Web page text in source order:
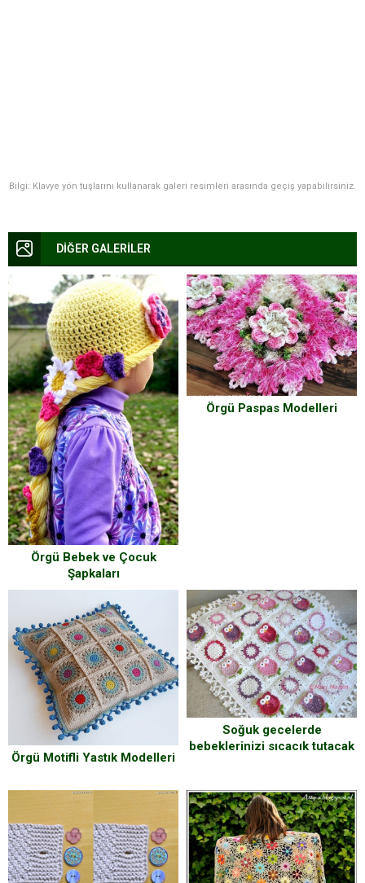
Bilgi: Klavye yön tuşlarını kullanarak galeri resimleri arasında geçiş yapabilirsiniz.
DİĞER GALERİLER
Örgü Bebek ve Çocuk
Şapkaları
Örgü Paspas Modelleri
Örgü Motifli Yastık Modelleri
Soğuk gecelerde
bebeklerinizi sıcacık tutacak